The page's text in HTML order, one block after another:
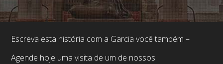
Escreva esta história com a Garcia você também –
Agende hoje uma visita de um de nossos